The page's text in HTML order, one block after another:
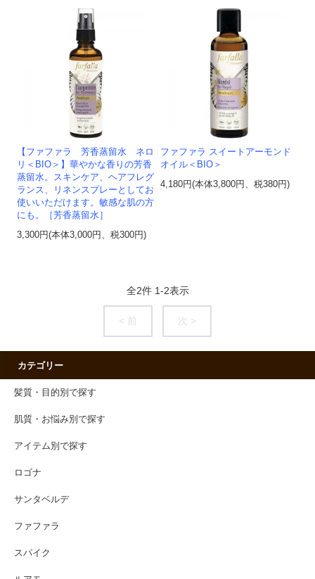
【ファファラ 芳香蒸留水 ネロ
リ＜BIO＞】華やかな香りの芳香
蒸留水。スキンケア、ヘアフレグ
ランス、リネンスプレーとしてお
使いいただけます。敏感な肌の方
にも。［芳香蒸留水］
3,300円(本体3,000円、税300円)
ファファラ スイートアーモンド
オイル＜BIO＞
4,180円(本体3,800円、税380円)
全2件 1-2表示
< 前 次 >
カテゴリー
髪質・目的別で探す
肌質・お悩み別で探す
アイテム別で探す
ロゴナ
サンタベルデ
ファファラ
スパイク